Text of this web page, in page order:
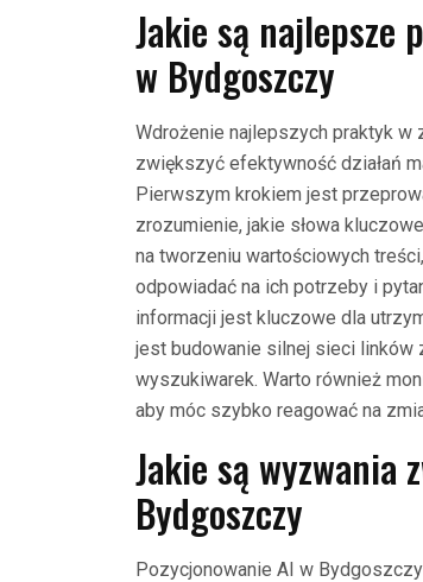
Jakie są najlepsze
w Bydgoszczy
Wdrożenie najlepszych praktyk
zwiększyć efektywność działań
Pierwszym krokiem jest
zrozumienie, jakie słowa
na tworzeniu wartościowych
odpowiadać na ich potrzeby i
informacji jest kluczowe dla
jest budowanie silnej sieci linków
wyszukiwarek. Warto również
aby móc szybko reagować na
Jakie są wyzwania
Bydgoszczy
Pozycjonowanie AI w